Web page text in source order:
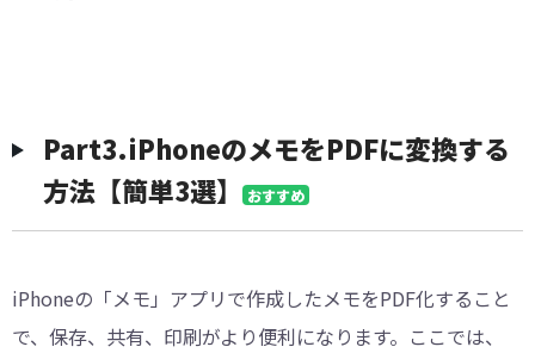
︎Part3.iPhoneのメモをPDFに変換する
方法【簡単3選】
おすすめ
iPhoneの「メモ」アプリで作成したメモをPDF化すること
で、保存、共有、印刷がより便利になります。ここでは、